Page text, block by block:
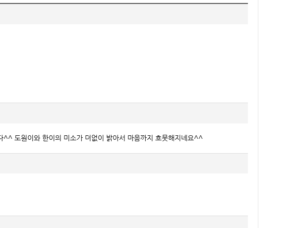
^^ 도원이와 한이의 미소가 더없이 밝아서 마음까지 흐뭇해지네요^^